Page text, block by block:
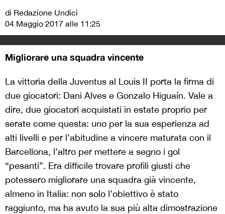
di Redazione Undici
04 Maggio 2017 alle 11:25
Migliorare una squadra vincente
La vittoria della Juventus al Louis II porta la firma di
due giocatori: Dani Alves e Gonzalo Higuaín. Vale a
dire, due giocatori acquistati in estate proprio per
serate come questa: uno per la sua esperienza ad
alti livelli e per l’abitudine a vincere maturata con il
Barcellona, l’altro per mettere a segno i gol
“pesanti”. Era difficile trovare profili giusti che
potessero migliorare una squadra già vincente,
almeno in Italia: non solo l’obiettivo è stato
raggiunto, ma ha avuto la sua più alta dimostrazione